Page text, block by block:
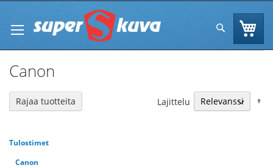
Content
Hae
Canon
Lajittelu
Tulostimet
Canon
Rajaa tuotteita